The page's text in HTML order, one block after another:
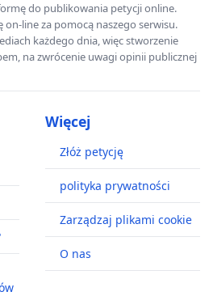
do publikowania petycji online.
line za pomocą naszego serwisu.
każdego dnia, więc stworzenie
na zwrócenie uwagi opinii publicznej
Więcej
Złóż petycję
polityka prywatności
Zarządzaj plikami cookie
O nas